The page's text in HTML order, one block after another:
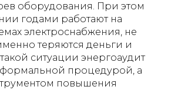
оборудования. При этом
годами работают на
электроснабжения, не
теряются деньги и
ситуации энергоаудит
формальной процедурой, а
повышения